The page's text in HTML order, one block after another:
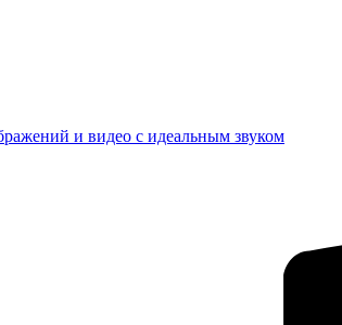
и видео с идеальным звуком